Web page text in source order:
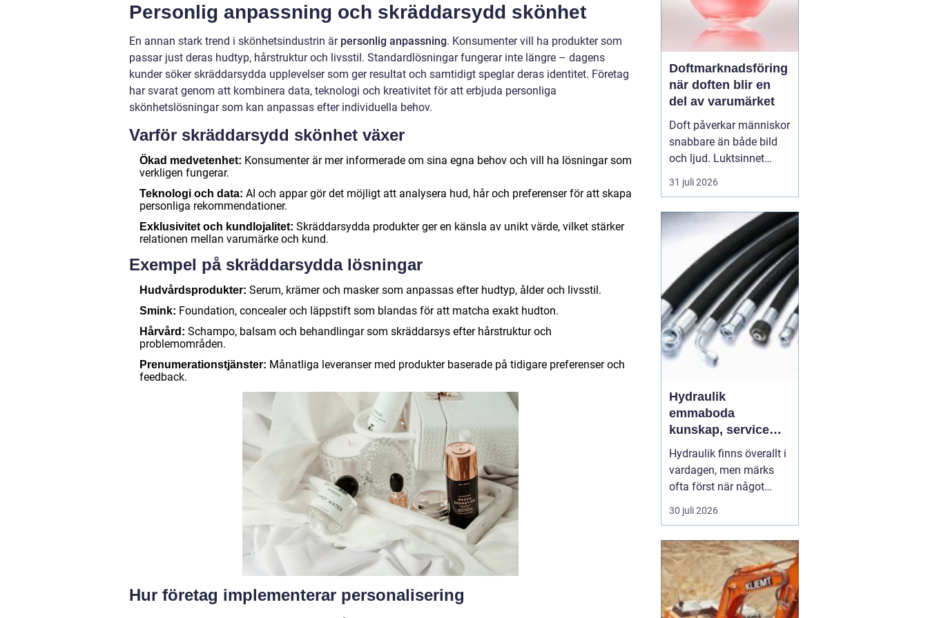
Personlig anpassning och skräddarsydd skönhet
En annan stark trend i skönhetsindustrin är personlig anpassning. Konsumenter vill ha produkter som
passar just deras hudtyp, hårstruktur och livsstil. Standardlösningar fungerar inte längre – dagens
kunder söker skräddarsydda upplevelser som ger resultat och samtidigt speglar deras identitet. Företag
har svarat genom att kombinera data, teknologi och kreativitet för att erbjuda personliga
skönhetslösningar som kan anpassas efter individuella behov.
Varför skräddarsydd skönhet växer
Ökad medvetenhet: Konsumenter är mer informerade om sina egna behov och vill ha lösningar som
verkligen fungerar.
Teknologi och data: AI och appar gör det möjligt att analysera hud, hår och preferenser för att skapa
personliga rekommendationer.
Exklusivitet och kundlojalitet: Skräddarsydda produkter ger en känsla av unikt värde, vilket stärker
relationen mellan varumärke och kund.
Exempel på skräddarsydda lösningar
Hudvårdsprodukter: Serum, krämer och masker som anpassas efter hudtyp, ålder och livsstil.
Smink: Foundation, concealer och läppstift som blandas för att matcha exakt hudton.
Hårvård: Schampo, balsam och behandlingar som skräddarsys efter hårstruktur och
problemområden.
Prenumerationstjänster: Månatliga leveranser med produkter baserade på tidigare preferenser och
feedback.
Hur företag implementerar personalisering
Doftmarknadsföring
när doften blir en
del av varumärket
Doft påverkar människor
snabbare än både bild
och ljud. Luktsinnet
kopplas direkt till
hjärnans centrum för
Därförhar
doftmarknadsföring
ett kraftfullt verktyg
för företag som v...
31 juli 2026
Hydraulik
emmaboda
kunskap, service
och rätt lösningar
när du behöver dem
Hydraulik finns överallt i
vardagen, men märks
ofta först när något
slutar fungera. En
läckande slang kan
stillastående maskiner
kan bromsa en industri i
timmar och en trasig
cylinder kan stänga ner
30 juli 2026